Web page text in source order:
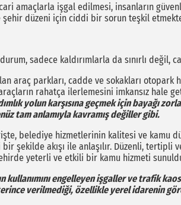
amaçlarla işgal edilmesi, insanların
şehir düzeni için ciddi bir sorun teşkil
sadece kaldırımlarla da sınırlı
araç parkları, cadde ve sokakları otopark
rahatça ilerlemesini imkansız hale
yolun karşısına geçmek için bayağı
tam anlamıyla kavramış değiller gibi.
belediye hizmetlerinin kalitesi ve kamu
bir şekilde akışı ile anlaşılır. Düzenli,
yeterli ve etkili bir kamu hizmeti
kullanımını engelleyen işgaller ve trafik
verilmediği, özellikle yerel idarenin